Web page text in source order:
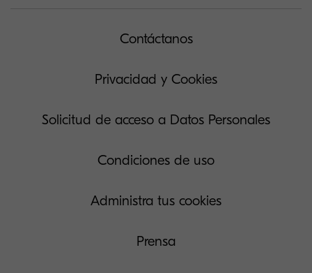
Contáctanos
Privacidad y Cookies
Solicitud de acceso a Datos Personales
Condiciones de uso
Administra tus cookies
Prensa